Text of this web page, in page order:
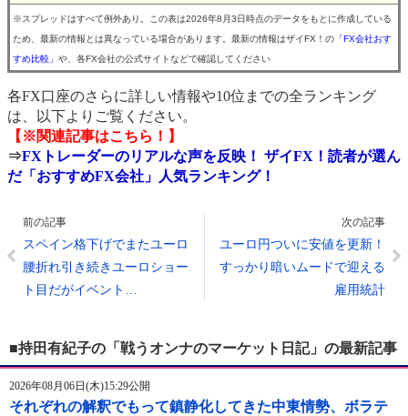
※スプレッドはすべて例外あり。この表は2026年8月3日時点のデータをもとに作成している
ため、最新の情報とは異なっている場合があります。最新の情報はザイFX！の 「FX会社おす
すめ比較」 や、各FX会社の公式サイトなどで確認してください
各FX口座のさらに詳しい情報や10位までの全ランキング
は、以下よりご覧ください。
【※関連記事はこちら！】
⇒FXトレーダーのリアルな声を反映！ ザイFX！読者が選ん
だ「おすすめFX会社」人気ランキング！
前の記事
スペイン格下げでまたユーロ
腰折れ引き続きユーロショー
ト目だがイベント…
次の記事
ユーロ円ついに安値を更新！
すっかり暗いムードで迎える
雇用統計
■持田有紀子の「戦うオンナのマーケット日記」の最新記事
2026年08月06日(木)15:29公開
それぞれの解釈でもって鎮静化してきた中東情勢、ボラテ